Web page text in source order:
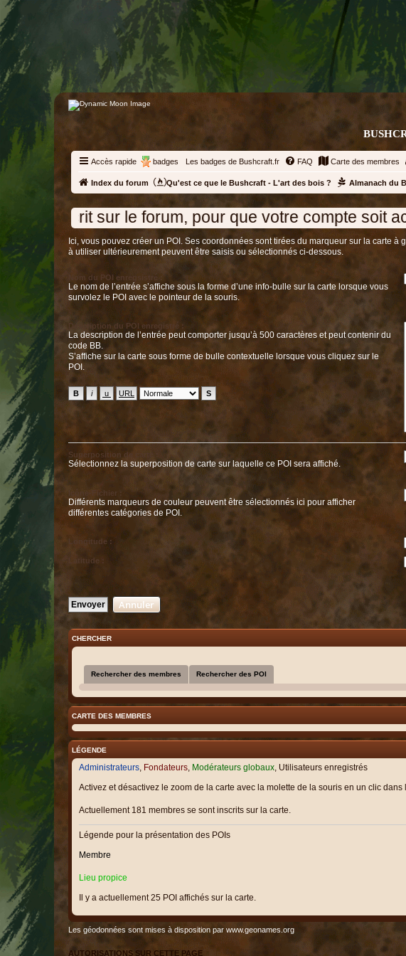
Accès rapide badges Les badges de Bushcraft.fr FAQ Carte des membres
Index du forum Qu'est ce que le Bushcraft - L'art des bois ? Almanach du
le forum, pour que votre compte soit activé
Ici, vous pouvez créer un POI. Ses coordonnées sont tirées du marqueur sur la carte à gauche. Ce marqueur peut être déplacé avec la souris pour le
à utiliser ultérieurement peuvent être saisis ou sélectionnés ci-dessous.
Nom du POI enregsistré :
Le nom de l’entrée s’affiche sous la forme d’une info-bulle sur la carte lorsque vous
survolez le POI avec le pointeur de la souris.
Description du POI enregistré :
La description de l’entrée peut comporter jusqu’à 500 caractères et peut contenir du
code BB.
S’affiche sur la carte sous forme de bulle contextuelle lorsque vous cliquez sur le
POI.
Superposition de carte :
Sélectionnez la superposition de carte sur laquelle ce POI sera affiché.
Icône-Fichier :
Différents marqueurs de couleur peuvent être sélectionnés ici pour afficher
différentes catégories de POI.
Longitude :
Latitude :
Annuler
CHERCHER
Rechercher des membres Rechercher des POI
CARTE DES MEMBRES
LÉGENDE
Administrateurs, Fondateurs, Modérateurs globaux, Utilisateurs enregistrés
Activez et désactivez le zoom de la carte avec la molette de la souris en un clic dans
Actuellement 181 membres se sont inscrits sur la carte.
Légende pour la présentation des POIs
Membre
Lieu propice
Il y a actuellement 25 POI affichés sur la carte.
Les géodonnées sont mises à disposition par www.geonames.org
AUTORISATIONS SUR CETTE PAGE